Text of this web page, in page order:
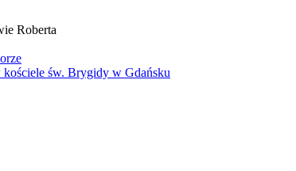
Roberta
św. Brygidy w Gdańsku